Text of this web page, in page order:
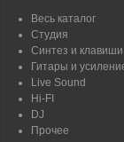
Весь каталог
Студия
Синтез и клавиши
Гитары и
Live Sound
Hi-FI
DJ
Прочее